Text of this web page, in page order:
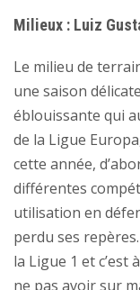
Milieux : Luiz
Le milieu de
une saison
éblouissante qui
de la Ligue
cette année,
différentes
utilisation en
perdu ses
la Ligue 1 et c’est
ne pas avoir sur